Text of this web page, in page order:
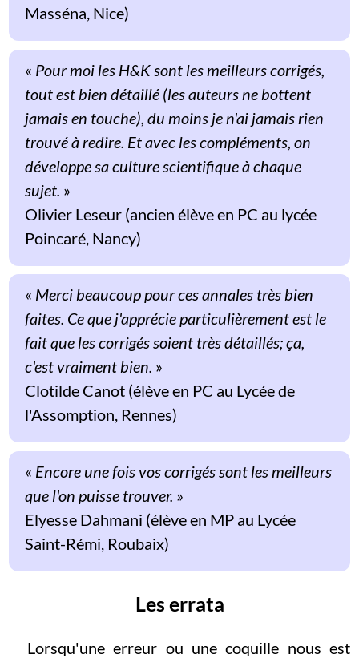
Masséna, Nice)
« Pour moi les H&K sont les meilleurs corrigés,
tout est bien détaillé (les auteurs ne bottent
jamais en touche), du moins je n'ai jamais rien
trouvé à redire. Et avec les compléments, on
développe sa culture scientifique à chaque
sujet. »
Olivier Leseur (ancien élève en PC au lycée
Poincaré, Nancy)
« Merci beaucoup pour ces annales très bien
faites. Ce que j'apprécie particulièrement est le
fait que les corrigés soient très détaillés; ça,
c'est vraiment bien. »
Clotilde Canot (élève en PC au Lycée de
l'Assomption, Rennes)
« Encore une fois vos corrigés sont les meilleurs
que l'on puisse trouver. »
Elyesse Dahmani (élève en MP au Lycée
Saint-Rémi, Roubaix)
Les errata
Lorsqu'une erreur ou une coquille nous est